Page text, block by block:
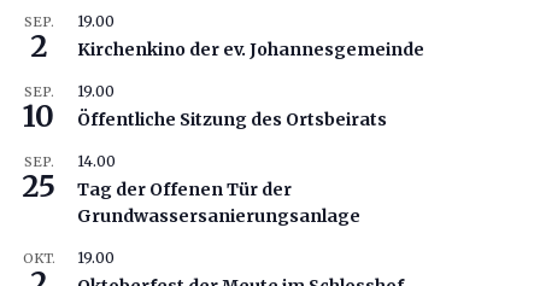
SEP.
2
19.00
Kirchenkino der ev. Johannesgemeinde
SEP.
10
19.00
Öffentliche Sitzung des Ortsbeirats
SEP.
25
14.00
Tag der Offenen Tür der
Grundwassersanierungsanlage
OKT. 19.00